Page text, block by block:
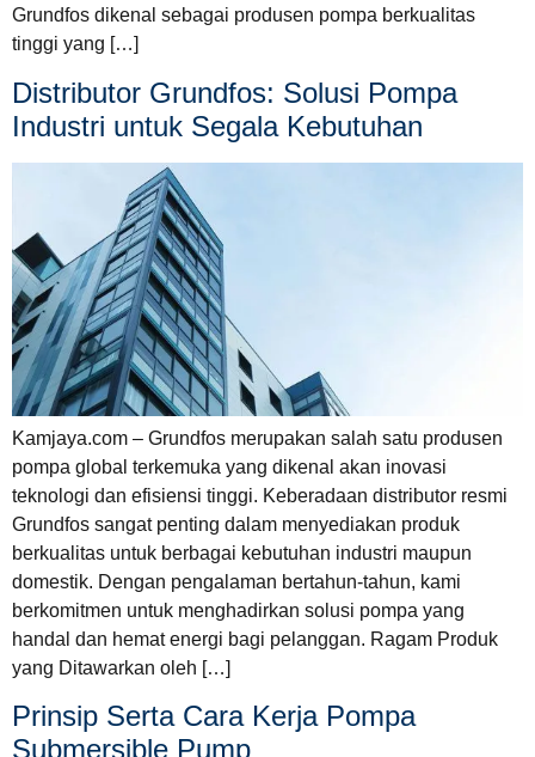
Grundfos dikenal sebagai produsen pompa berkualitas
tinggi yang […]
Distributor Grundfos: Solusi Pompa
Industri untuk Segala Kebutuhan
Kamjaya.com – Grundfos merupakan salah satu produsen
pompa global terkemuka yang dikenal akan inovasi
teknologi dan efisiensi tinggi. Keberadaan distributor resmi
Grundfos sangat penting dalam menyediakan produk
berkualitas untuk berbagai kebutuhan industri maupun
domestik. Dengan pengalaman bertahun-tahun, kami
berkomitmen untuk menghadirkan solusi pompa yang
handal dan hemat energi bagi pelanggan. Ragam Produk
yang Ditawarkan oleh […]
Prinsip Serta Cara Kerja Pompa
Submersible Pump